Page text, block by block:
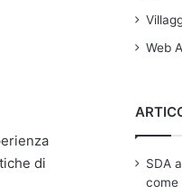
di
Web
SDA
come